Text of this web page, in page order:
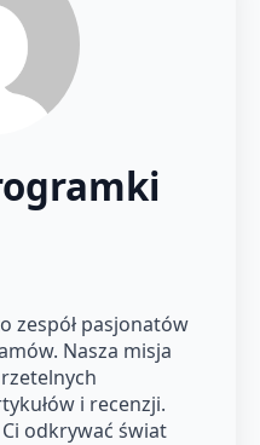
zespół pasjonatów
Nasza misja
i recenzji.
odkrywać świat